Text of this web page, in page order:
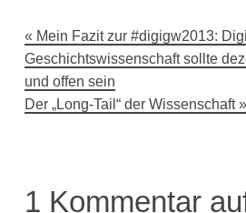
Mein Fazit zur #digigw2013:
Geschichtswissenschaft sollte
und offen sein
Der „Long-Tail“ der Wissenschaft
1 Kommentar